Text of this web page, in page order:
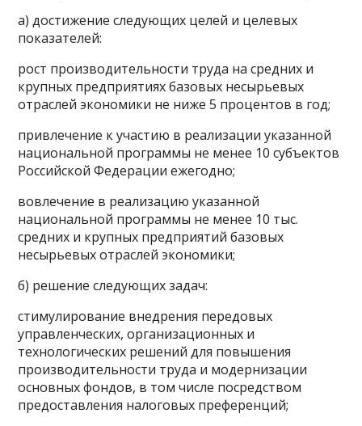
а) достижение следующих целей и целевых
показателей:
рост производительности труда на средних и
крупных предприятиях базовых несырьевых
отраслей экономики не ниже 5 процентов в год;
привлечение к участию в реализации указанной
национальной программы не менее 10 субъектов
Российской Федерации ежегодно;
вовлечение в реализацию указанной
национальной программы не менее 10 тыс.
средних и крупных предприятий базовых
несырьевых отраслей экономики;
б) решение следующих задач:
стимулирование внедрения передовых
управленческих, организационных и
технологических решений для повышения
производительности труда и модернизации
основных фондов, в том числе посредством
предоставления налоговых преференций;